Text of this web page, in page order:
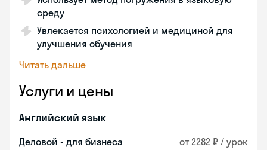
среду
Увлекается психологией и медициной для
улучшения обучения
Читать дальше
Услуги и цены
Английский язык
Деловой - для бизнеса от 2282 ₽ / урок